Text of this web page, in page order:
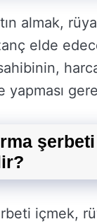
almak,
elde
yapması
içmek,